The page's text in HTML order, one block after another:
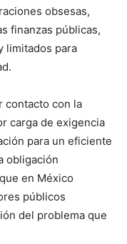
obsesas,
finanzas públicas,
limitados para
contacto con la
carga de exigencia
para un eficiente
obligación
en México
públicos
del problema que